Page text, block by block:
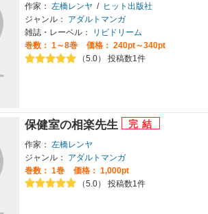
作家： 左橋レンヤ /
ヒット出版社
ジャンル：
アダルトマンガ
雑誌・レーベル：
リビドリーム
巻数： 1～8巻
価格： 240pt～340pt
（5.0） 投稿数1件
保健室の相楽先生
作家： 左橋レンヤ
ジャンル：
アダルトマンガ
巻数： 1巻
価格： 1,000pt
（5.0） 投稿数1件